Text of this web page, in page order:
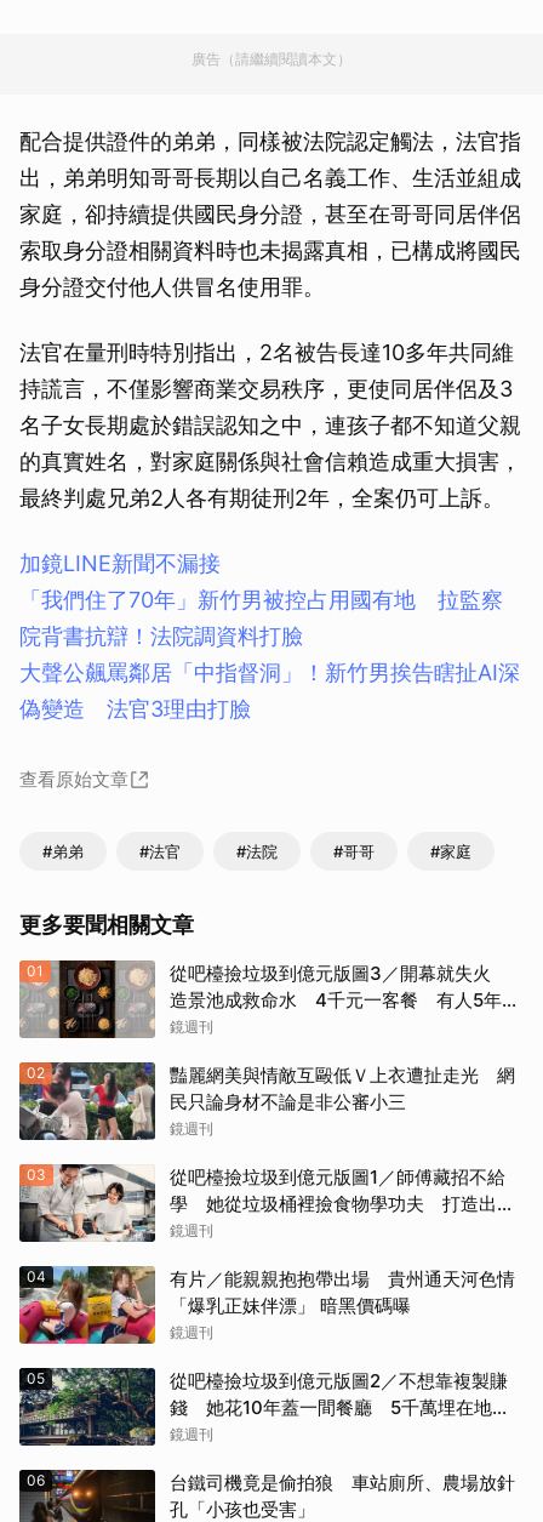
廣告（請繼續閱讀本文）
配合提供證件的弟弟，同樣被法院認定觸法，法官指
出，弟弟明知哥哥長期以自己名義工作、生活並組成
家庭，卻持續提供國民身分證，甚至在哥哥同居伴侶
索取身分證相關資料時也未揭露真相，已構成將國民
身分證交付他人供冒名使用罪。
法官在量刑時特別指出，2名被告長達10多年共同維
持謊言，不僅影響商業交易秩序，更使同居伴侶及3
名子女長期處於錯誤認知之中，連孩子都不知道父親
的真實姓名，對家庭關係與社會信賴造成重大損害，
最終判處兄弟2人各有期徒刑2年，全案仍可上訴。
加鏡LINE新聞不漏接
「我們住了70年」新竹男被控占用國有地 拉監察
院背書抗辯！法院調資料打臉
大聲公飆罵鄰居「中指督洞」！新竹男挨告瞎扯AI深
偽變造 法官3理由打臉
查看原始文章
#弟弟 #法官 #法院 #哥哥 #家庭
更多要聞相關文章
01
從吧檯撿垃圾到億元版圖3／開幕就失火
造景池成救命水 4千元一客餐 有人5年吃
了50次
鏡週刊
02
豔麗網美與情敵互毆低Ｖ上衣遭扯走光 網
民只論身材不論是非公審小三
鏡週刊
03
從吧檯撿垃圾到億元版圖1／師傅藏招不給
學 她從垃圾桶裡撿食物學功夫 打造出最
難訂的餐廳
鏡週刊
04
有片／能親親抱抱帶出場 貴州通天河色情
「爆乳正妹伴漂」 暗黑價碼曝
鏡週刊
05
從吧檯撿垃圾到億元版圖2／不想靠複製賺
錢 她花10年蓋一間餐廳 5千萬埋在地下
瀕臨破產
鏡週刊
06
台鐵司機竟是偷拍狼 車站廁所、農場放針
孔「小孩也受害」